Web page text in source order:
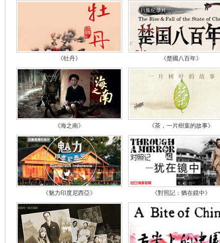
《牡丹》 《楚國八百年》
《海之南》 《茶，一片樹葉的故事》
《魅力印度尼西亞》 《對照記：猶在鏡中》